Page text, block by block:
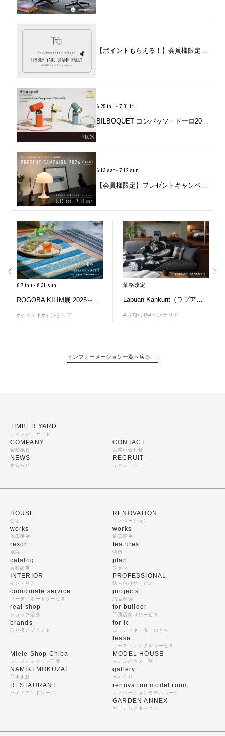
6.25 thu - 7.31 fri
BILBOQUET コンパッソ・ドーロ2026受賞記念キャンペーン
6.13 sat - 7.12 sun
【会員様限定】プレゼントキャンペーン2026 第二弾
8.7 thu - 8.31 sun
#イベント #インテリア
価格改定
#お知らせ#インテリア
インフォーメーション一覧へ戻る
TIMBER YARD
ティンバーヤード
COMPANY
会社概要
NEWS
お知らせ
CONTACT
お問い合わせ
RECRUIT
リクルート
HOUSE
住宅
works
施工事例
resort
別荘
catalog
資料請求
RENOVATION
リノベーション
works
施工事例
features
特徴
plan
プラン
INTERIOR
インテリア
coordinate service
コーディネートサービス
real shop
ショップ紹介
brands
取り扱いブランド
PROFESSIONAL
法人向けサービス
projects
納品事例
for builder
工務店向けサービス
for ic
コーディネーターの方へ
lease
リース・レンタルサービス
Miele Shop Chiba
ミーレ・ショップ千葉
NAMIKI MOKUZAI
並木木材
RESTAURANT
ハイドアンドシーク
MODEL HOUSE
モデルハウス一覧
gallery
ギャラリー
renovation model room
リノベーションモデルルーム
GARDEN ANNEX
ガーデンアネックス